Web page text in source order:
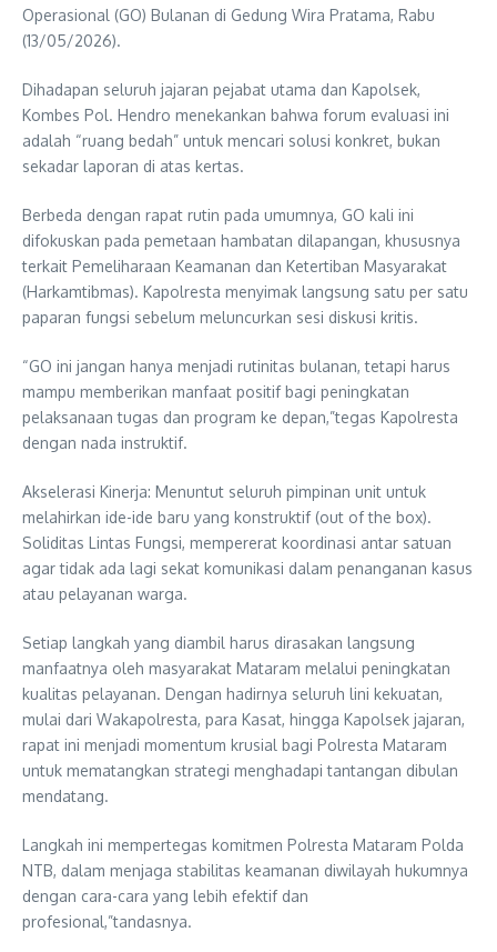
Operasional (GO) Bulanan di Gedung Wira Pratama, Rabu
(13/05/2026).
Dihadapan seluruh jajaran pejabat utama dan Kapolsek,
Kombes Pol. Hendro menekankan bahwa forum evaluasi ini
adalah “ruang bedah” untuk mencari solusi konkret, bukan
sekadar laporan di atas kertas.
Berbeda dengan rapat rutin pada umumnya, GO kali ini
difokuskan pada pemetaan hambatan dilapangan, khususnya
terkait Pemeliharaan Keamanan dan Ketertiban Masyarakat
(Harkamtibmas). Kapolresta menyimak langsung satu per satu
paparan fungsi sebelum meluncurkan sesi diskusi kritis.
“GO ini jangan hanya menjadi rutinitas bulanan, tetapi harus
mampu memberikan manfaat positif bagi peningkatan
pelaksanaan tugas dan program ke depan,”tegas Kapolresta
dengan nada instruktif.
Akselerasi Kinerja: Menuntut seluruh pimpinan unit untuk
melahirkan ide-ide baru yang konstruktif (out of the box).
Soliditas Lintas Fungsi, mempererat koordinasi antar satuan
agar tidak ada lagi sekat komunikasi dalam penanganan kasus
atau pelayanan warga.
Setiap langkah yang diambil harus dirasakan langsung
manfaatnya oleh masyarakat Mataram melalui peningkatan
kualitas pelayanan. Dengan hadirnya seluruh lini kekuatan,
mulai dari Wakapolresta, para Kasat, hingga Kapolsek jajaran,
rapat ini menjadi momentum krusial bagi Polresta Mataram
untuk mematangkan strategi menghadapi tantangan dibulan
mendatang.
Langkah ini mempertegas komitmen Polresta Mataram Polda
NTB, dalam menjaga stabilitas keamanan diwilayah hukumnya
dengan cara-cara yang lebih efektif dan
profesional,”tandasnya.